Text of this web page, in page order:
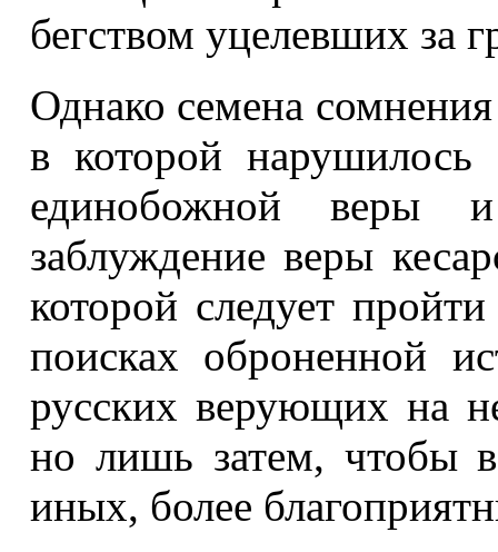
бегством уцелевших за
Однако семена
в которой нарушилось
единобожной веры и
заблуждение веры
которой следует
поисках оброненной
русских верующих на
но лишь затем, чтобы
иных, более